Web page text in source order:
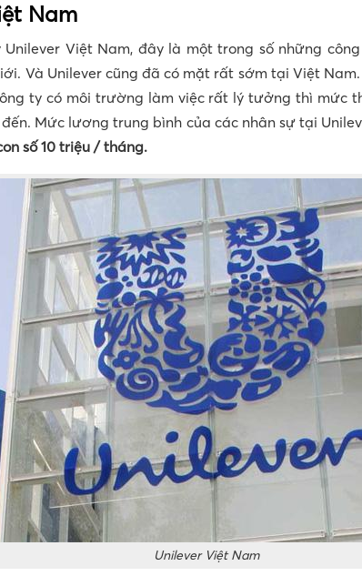
Nam
Việt Nam, đây là một trong số những
Và Unilever cũng đã có mặt rất sớm tại Việt
ty có môi trường làm việc rất lý tưởng thì mức
Mức lương trung bình của các nhân sự tại
số 10 triệu / tháng.
Unilever Việt Nam